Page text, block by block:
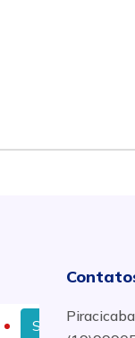
de Caça